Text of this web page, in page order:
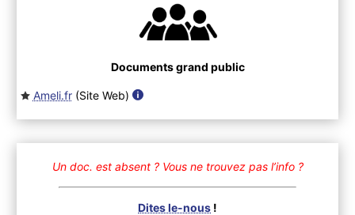
Documents grand public
Ameli.fr(Site Web)
Un doc. est absent ? Vous ne trouvez pas l’info ?
Dites le-nous !